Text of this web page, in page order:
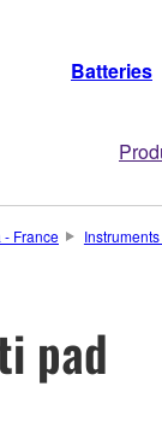
Batteries
- France
pad